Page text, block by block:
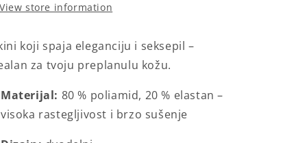
View store information
koji spaja eleganciju i seksepil –
za tvoju preplanulu kožu.
Materijal: 80 % poliamid, 20 % elastan –
visoka rastegljivost i brzo sušenje